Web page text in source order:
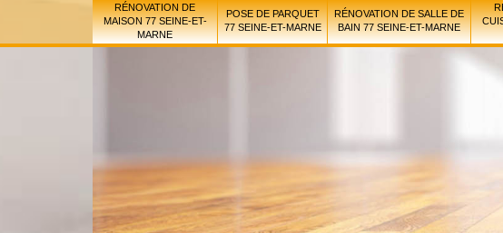
RÉNOVATION DE
MAISON 77 SEINE-ET-
MARNE
POSE DE PARQUET
77 SEINE-ET-MARNE
RÉNOVATION DE SALLE DE
BAIN 77 SEINE-ET-MARNE